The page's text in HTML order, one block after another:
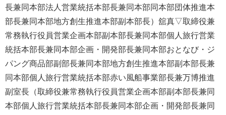
長兼同本部法人営業統括本部長兼同本部同本部団体推進本
部長兼同本部地方創生推進本部副本部長）舘真▽取締役兼
常務執行役員営業企画本部副本部長兼同本部個人旅行営業
統括本部長兼同本部企画・開発部長兼同本部おとなび・ジ
パング商品部副部長兼同本部地方創生推進本部副本部長兼
同本部個人旅行営業統括本部赤い風船事業部長兼万博推進
副室長（取締役兼常務執行役員営業企画本部副本部長兼同
本部個人旅行営業統括本部長兼同本部企画・開発部長兼同